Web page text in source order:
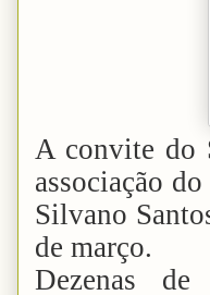
A convite do
associação
Silvano
de março.
Dezenas